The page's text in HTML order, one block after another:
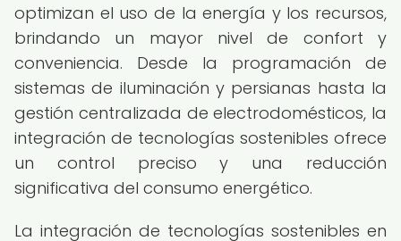
optimizan el uso de la energía y los recursos,
brindando un mayor nivel de confort y
conveniencia. Desde la programación de
sistemas de iluminación y persianas hasta la
gestión centralizada de electrodomésticos, la
integración de tecnologías sostenibles ofrece
un control preciso y una reducción
significativa del consumo energético.
La integración de tecnologías sostenibles en